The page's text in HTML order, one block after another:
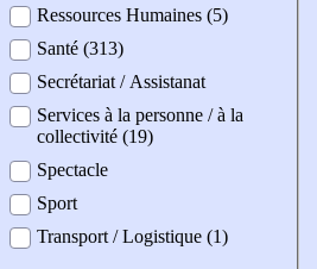
Ressources Humaines (5)
Santé (313)
Secrétariat / Assistanat
Services à la personne / à la
collectivité (19)
Spectacle
Sport
Transport / Logistique (1)